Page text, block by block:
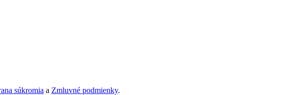
súkromia a Zmluvné podmienky.